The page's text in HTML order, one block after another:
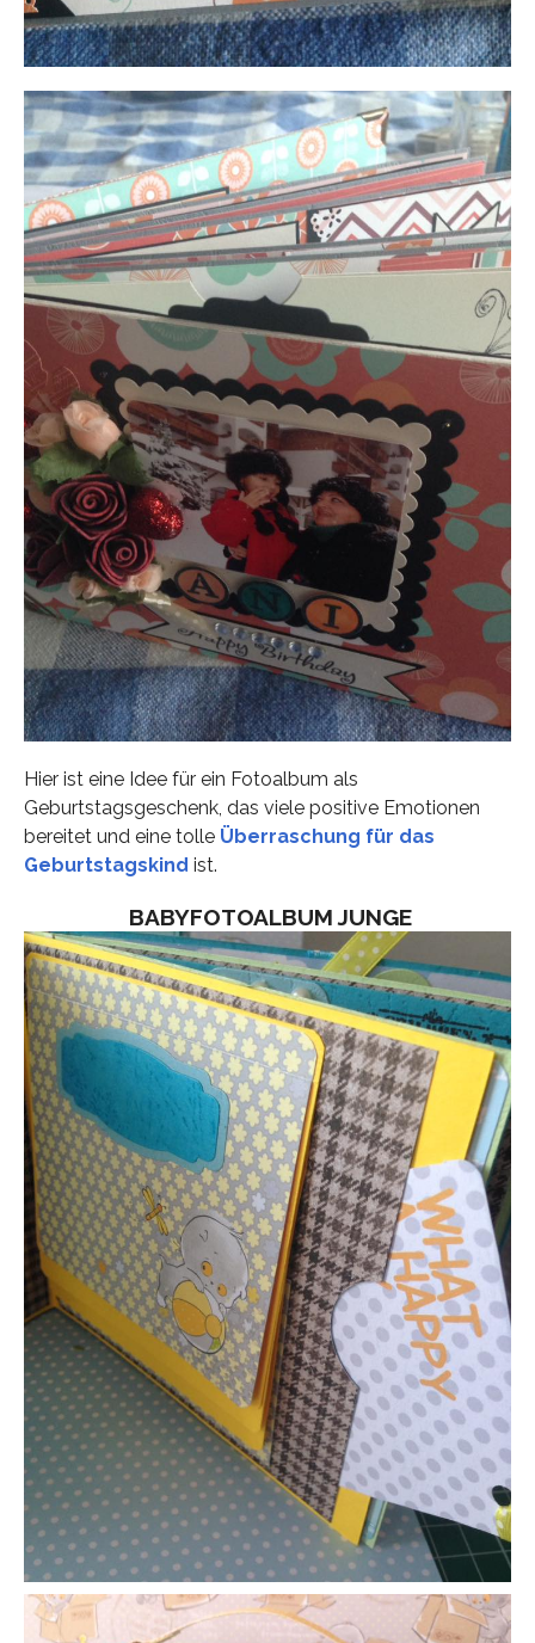
Hier ist eine Idee für ein Fotoalbum als
Geburtstagsgeschenk, das viele positive Emotionen
bereitet und eine tolle Überraschung für das
Geburtstagskind ist.
BABYFOTOALBUM JUNGE